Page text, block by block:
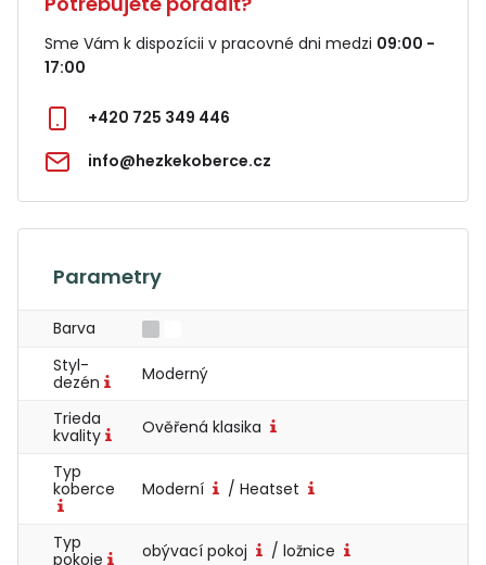
Sme Vám k dispozícii v pracovné dni medzi 09:00 -
17:00
+420 725 349 446
info@hezkekoberce.cz
Parametry
Barva
Styl-
dezén
Moderný
Trieda
kvality
Ověřená klasika
Typ
koberce
Moderní / Heatset
Typ
pokoje
obývací pokoj / ložnice